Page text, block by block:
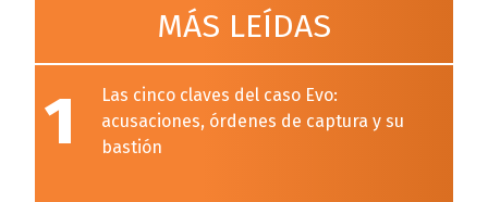
MÁS LEÍDAS
1
Las cinco claves del caso Evo:
acusaciones, órdenes de captura y su
bastión